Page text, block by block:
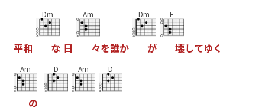
平和
Dm
な 日
Am
々を誰か
Dm
が
E
壊してゆく
Am
の
D Am D